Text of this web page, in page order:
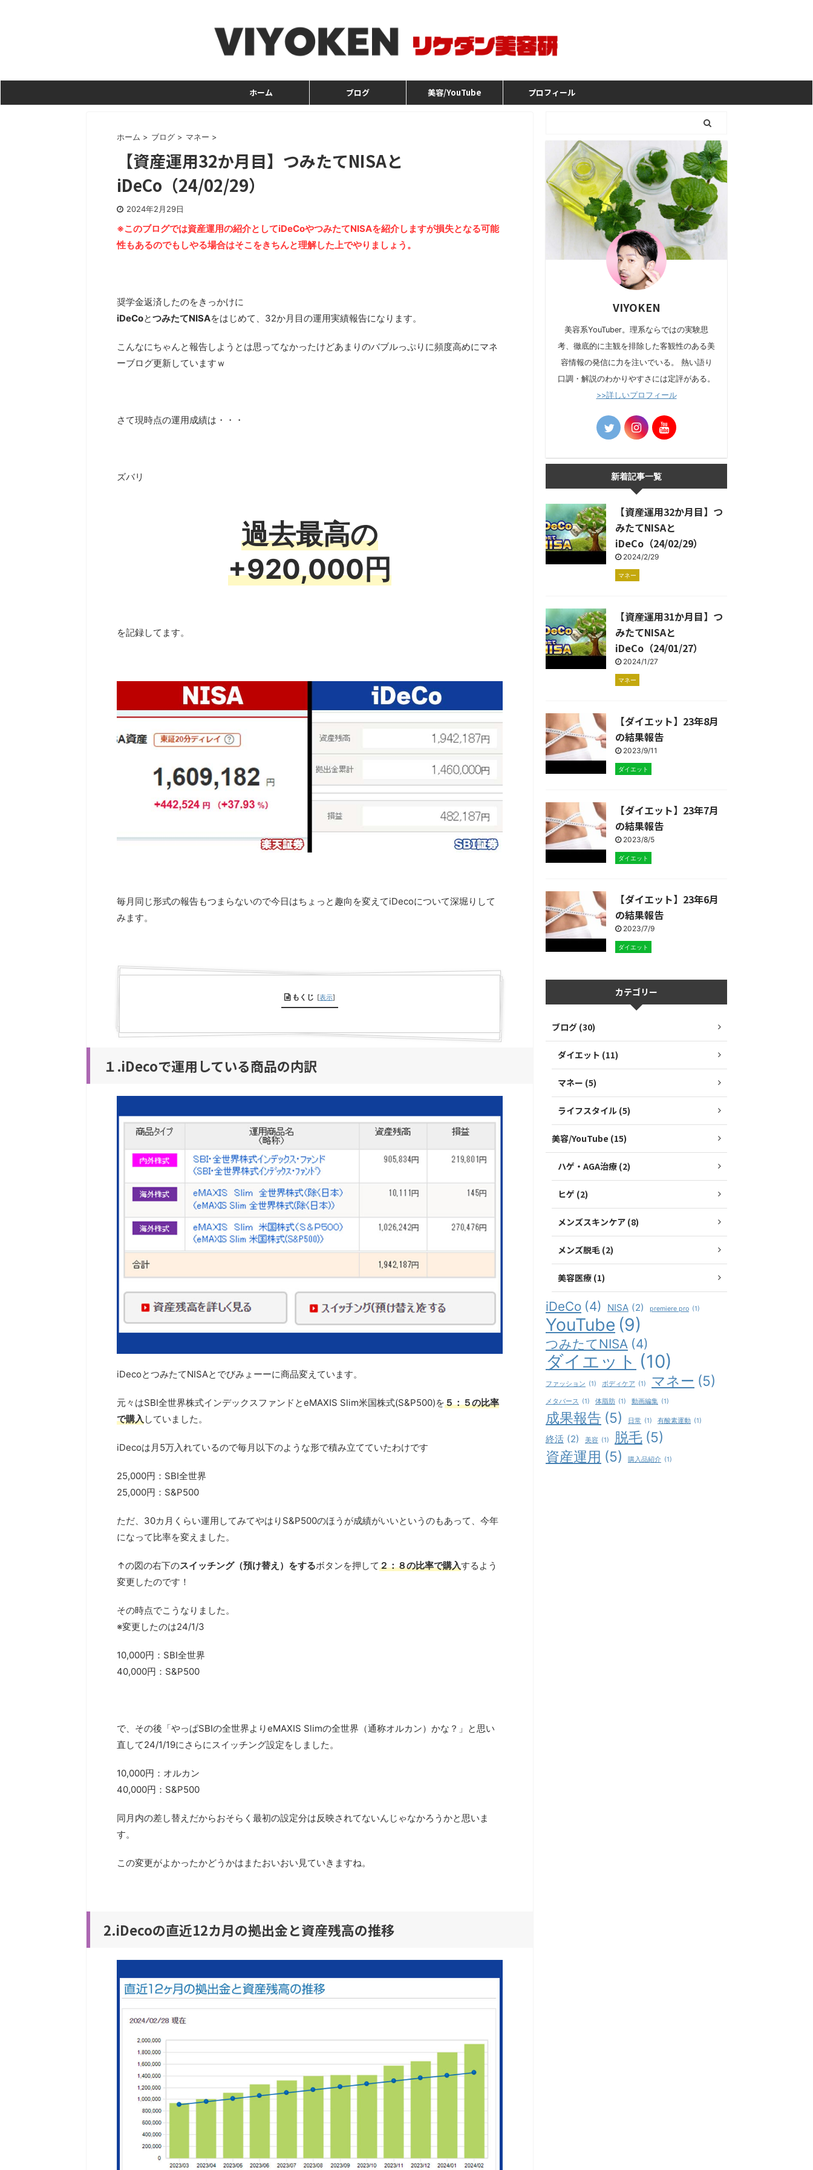
ホーム ブログ 美容/YouTube プロフィール
ホーム > ブログ > マネー >
【資産運用32か月目】つみたてNISAと
iDeCo（24/02/29）
2024年2月29日
※このブログでは資産運用の紹介としてiDeCoやつみたてNISAを紹介しますが損失となる可能
性もあるのでもしやる場合はそこをきちんと理解した上でやりましょう。
奨学金返済したのをきっかけに
iDeCoとつみたてNISAをはじめて、32か月目の運用実績報告になります。
こんなにちゃんと報告しようとは思ってなかったけどあまりのバブルっぷりに頻度高めにマネ
ーブログ更新していますｗ
さて現時点の運用成績は・・・
ズバリ
過去最高の
+920,000円
を記録してます。
毎月同じ形式の報告もつまらないので今日はちょっと趣向を変えてiDecoについて深堀りして
みます。
もくじ [表示]
１.iDecoで運用している商品の内訳
iDecoとつみたてNISAとでびみょーーに商品変えています。
元々はSBI全世界株式インデックスファンドとeMAXIS Slim米国株式(S&P500)を５：５の比率
で購入していました。
iDecoは月5万入れているので毎月以下のような形で積み立てていたわけです
25,000円：SBI全世界
25,000円：S&P500
ただ、30カ月くらい運用してみてやはりS&P500のほうが成績がいいというのもあって、今年
になって比率を変えました。
↑の図の右下のスイッチング（預け替え）をするボタンを押して２：８の比率で購入するよう
変更したのです！
その時点でこうなりました。
※変更したのは24/1/3
10,000円：SBI全世界
40,000円：S&P500
で、その後「やっぱSBIの全世界よりeMAXIS Slimの全世界（通称オルカン）かな？」と思い
直して24/1/19にさらにスイッチング設定をしました。
10,000円：オルカン
40,000円：S&P500
同月内の差し替えだからおそらく最初の設定分は反映されてないんじゃなかろうかと思いま
す。
この変更がよかったかどうかはまたおいおい見ていきますね。
2.iDecoの直近12カ月の拠出金と資産残高の推移
VIYOKEN
美容系YouTuber。理系ならではの実験思
考、徹底的に主観を排除した客観性のある美
容情報の発信に力を注いでいる。 熱い語り
口調・解説のわかりやすさには定評がある。
>>詳しいプロフィール
新着記事一覧
【資産運用32か月目】つ
みたてNISAと
iDeCo（24/02/29）
2024/2/29
マネー
【資産運用31か月目】つ
みたてNISAと
iDeCo（24/01/27）
2024/1/27
マネー
【ダイエット】23年8月
の結果報告
2023/9/11
ダイエット
【ダイエット】23年7月
の結果報告
2023/8/5
ダイエット
【ダイエット】23年6月
の結果報告
2023/7/9
ダイエット
カテゴリー
ブログ (30)
ダイエット (11)
マネー (5)
ライフスタイル (5)
美容/YouTube (15)
ハゲ・AGA治療 (2)
ヒゲ (2)
メンズスキンケア (8)
メンズ脱毛 (2)
美容医療 (1)
iDeCo (4) NISA (2) premiere pro (1)
YouTube (9)
つみたてNISA (4)
ダイエット (10)
ファッション (1) ボディケア (1) マネー (5)
メタバース (1) 体脂肪 (1) 動画編集 (1)
成果報告 (5) 日常 (1) 有酸素運動 (1)
終活 (2) 美容 (1) 脱毛 (5)
資産運用 (5) 購入品紹介 (1)